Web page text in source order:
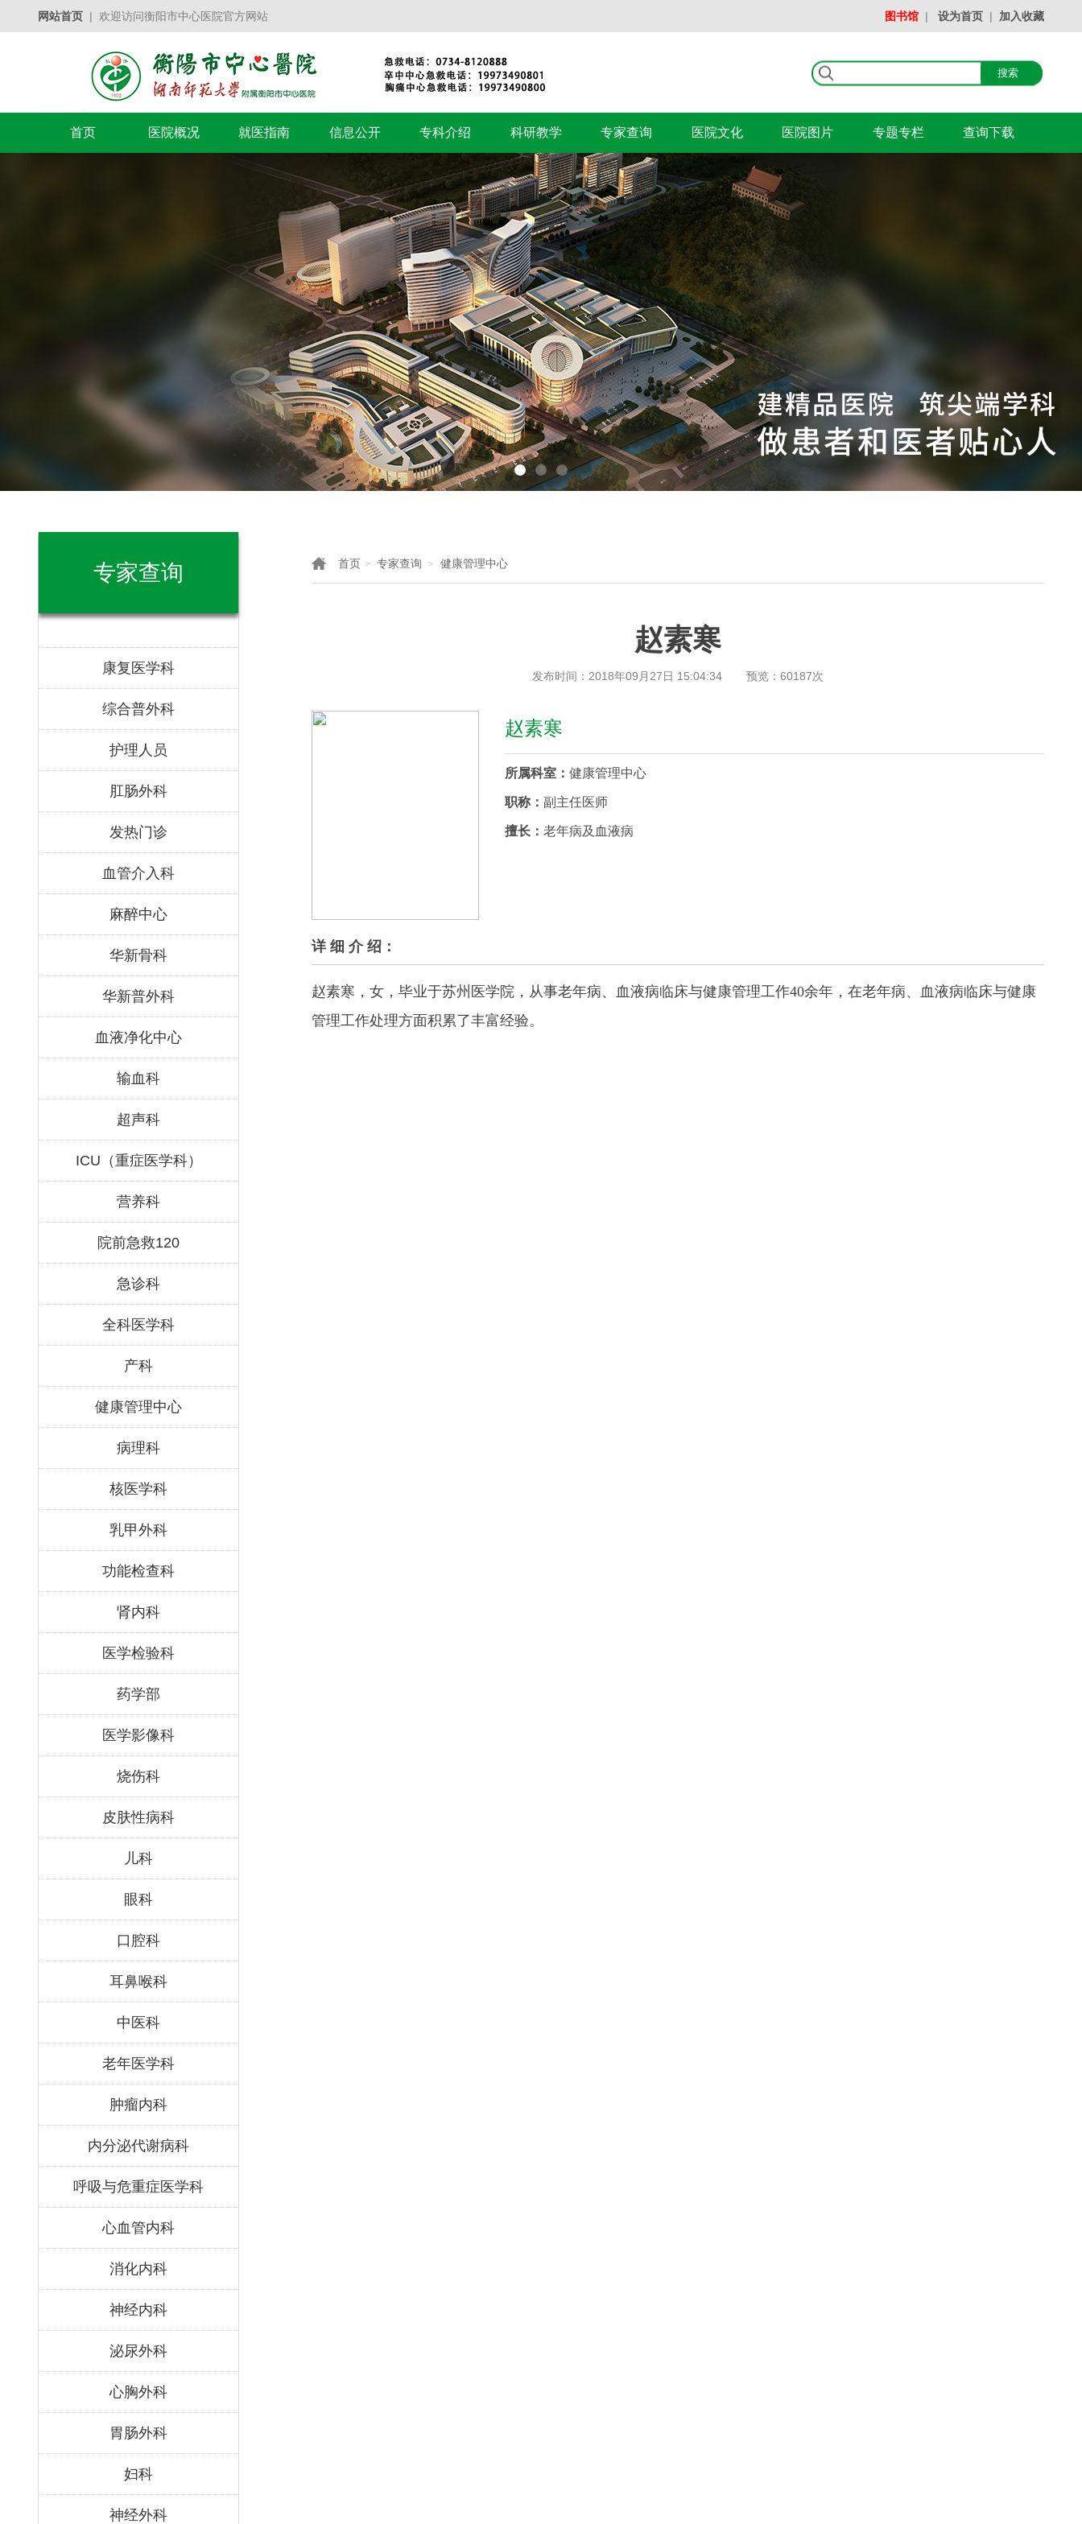
网站首页 | 欢迎访问衡阳市中心医院官方网站 图书馆 | 设为首页 | 加入收藏
首页 医院概况 就医指南 信息公开 专科介绍 科研教学 专家查询 医院文化 医院图片 专题专栏 查询下载
专家查询
康复医学科
综合普外科
护理人员
肛肠外科
发热门诊
血管介入科
麻醉中心
华新骨科
华新普外科
血液净化中心
输血科
超声科
ICU（重症医学科）
营养科
院前急救120
急诊科
全科医学科
产科
健康管理中心
病理科
核医学科
乳甲外科
功能检查科
肾内科
医学检验科
药学部
医学影像科
烧伤科
皮肤性病科
儿科
眼科
口腔科
耳鼻喉科
中医科
老年医学科
肿瘤内科
内分泌代谢病科
呼吸与危重症医学科
心血管内科
消化内科
神经内科
泌尿外科
心胸外科
胃肠外科
妇科
神经外科
首页 > 专家查询 > 健康管理中心
赵素寒
发布时间： 2018年09月27日 15:04:34 预览： 60187次
赵素寒
所属科室： 健康管理中心
职称： 副主任医师
擅长： 老年病及血液病
详 细 介 绍：
赵素寒，女，毕业于苏州医学院，从事老年病、血液病临床与健康管理工作40余年，在老年病、血液病临床与健康
管理工作处理方面积累了丰富经验。